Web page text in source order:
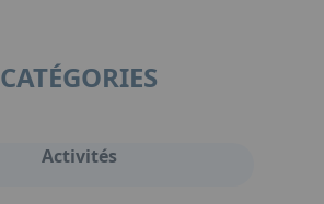
CATÉGORIES
Activités